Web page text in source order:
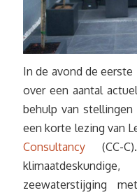
In de avond de eerste
over een aantal
behulp van
een korte lezing van
Consultancy (CC-
zeewaterstijging